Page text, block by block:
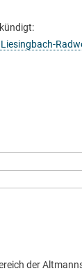
der